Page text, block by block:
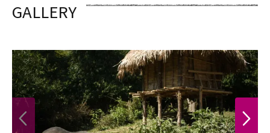
GALLERY
PREVIOUS NEXT